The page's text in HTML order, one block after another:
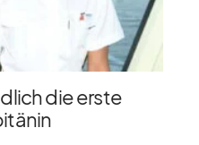
die erste